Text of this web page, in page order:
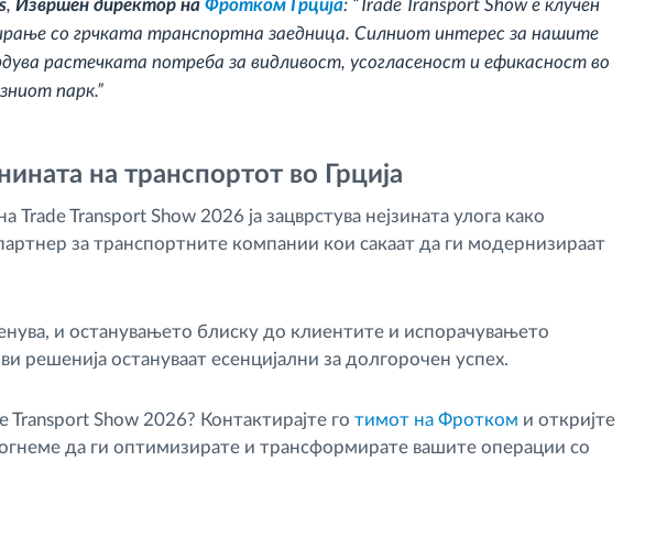
, Извршен директор на Фротком Грција: “Trade Transport Show е клучен
со грчката транспортна заедница. Силниот интерес за нашите
растечката потреба за видливост, усогласеност и ефикасност во
парк.”
на транспортот во Грција
Transport Show 2026 ја зацврстува нејзината улога како
за транспортните компании кои сакаат да ги модернизираат
и останувањето блиску до клиентите и испорачувањето
решенија остануваат есенцијални за долгорочен успех.
Transport Show 2026? Контактирајте го тимот на Фротком и откријте
да ги оптимизирате и трансформирате вашите операции со